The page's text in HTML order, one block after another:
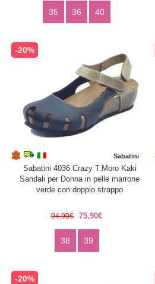
35 36 40
-20%
Sabatini
Sabatini 4036 Crazy T.Moro Kaki
Sandali per Donna in pelle marrone
verde con doppio strappo
94,90€ 75,90€
38 39
-20%